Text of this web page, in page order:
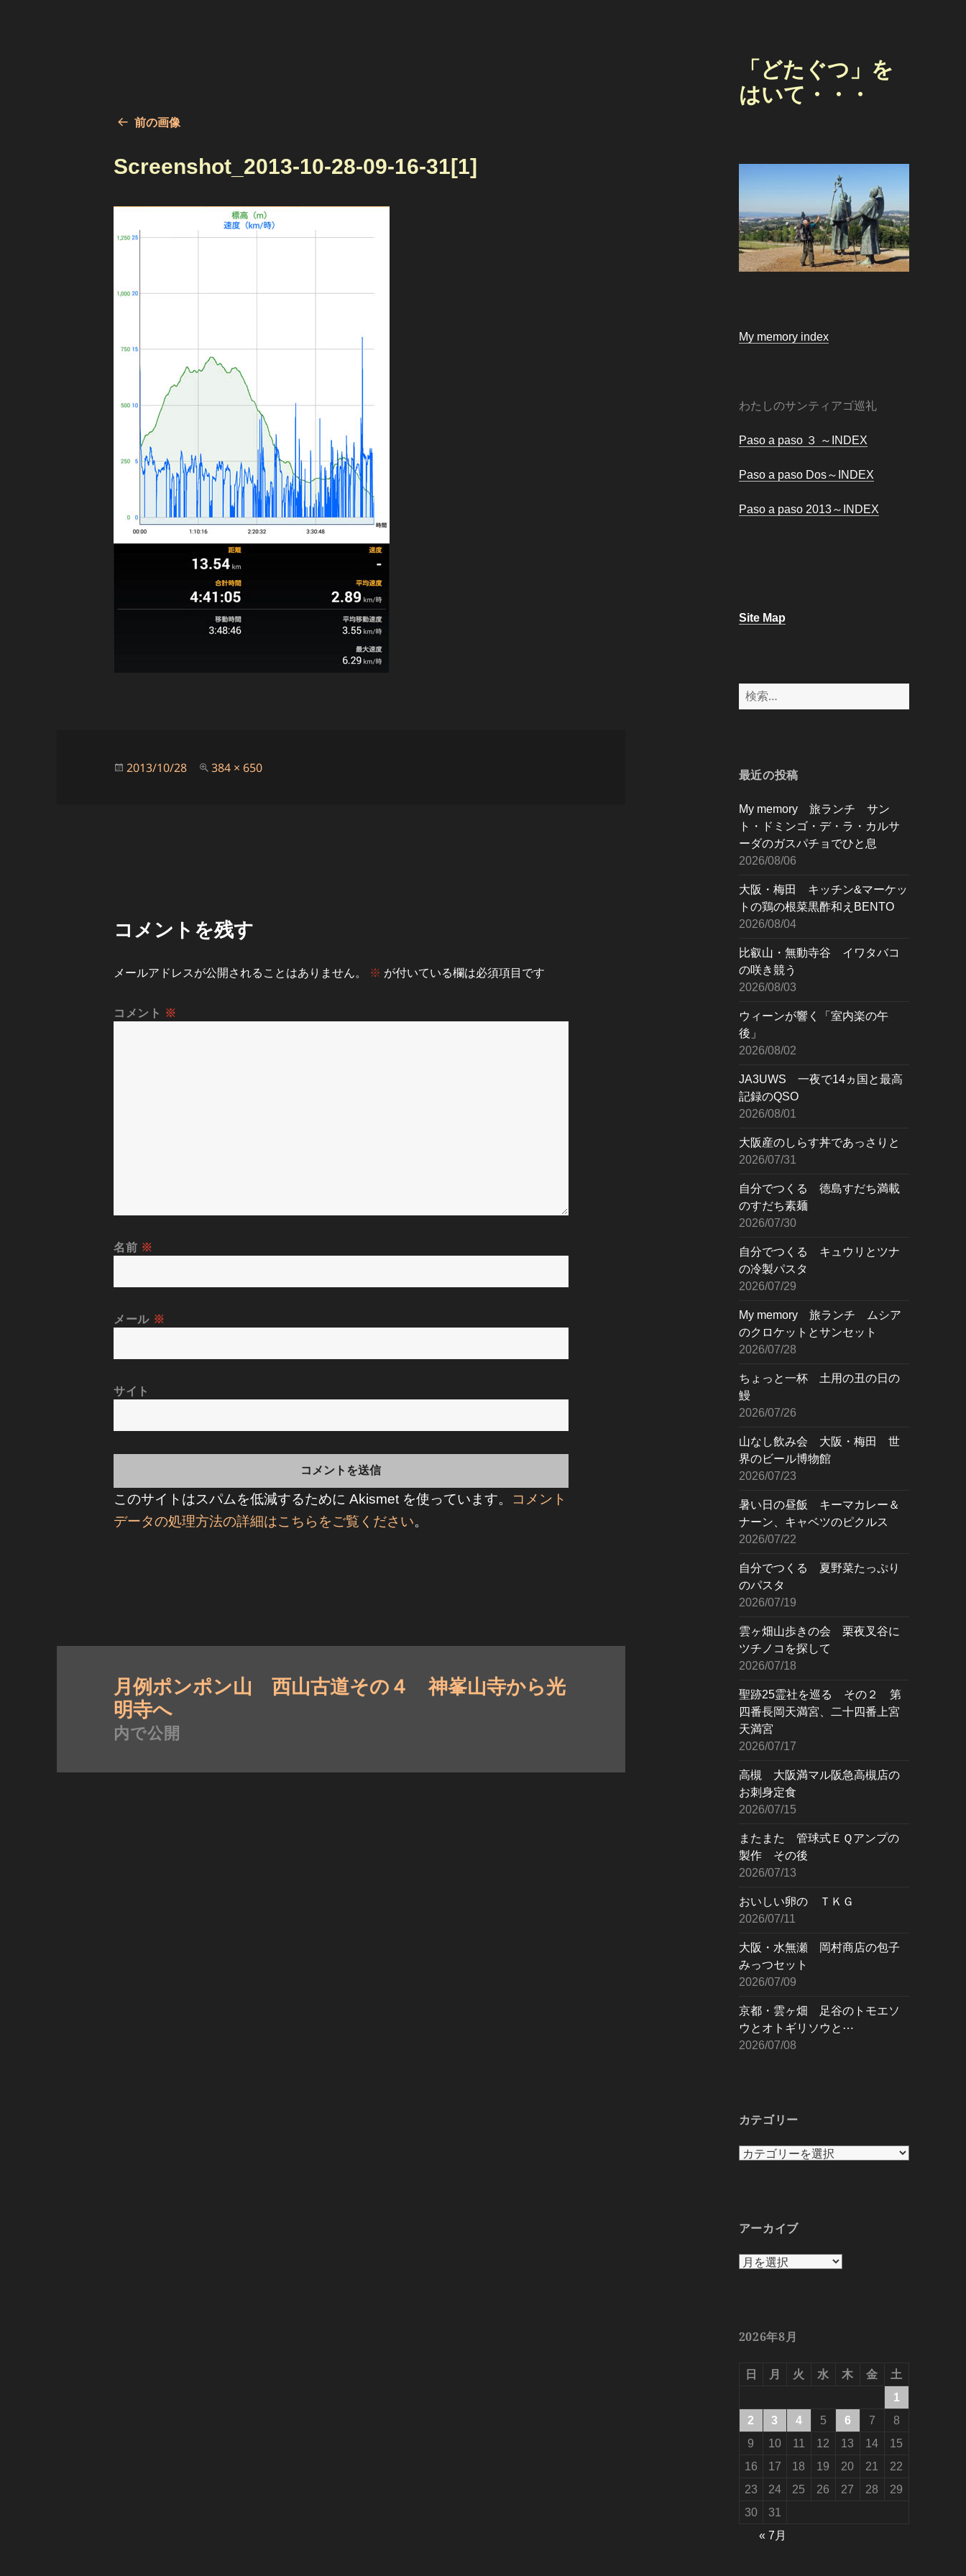
「どたぐつ」を
はいて・・・
My memory index
わたしのサンティアゴ巡礼
Paso a paso ３ ～INDEX
Paso a paso Dos～INDEX
Paso a paso 2013～INDEX
Site Map
検
索:
最近の投稿
My memory 旅ランチ サン
ト・ドミンゴ・デ・ラ・カルサ
ーダのガスパチョでひと息
2026/08/06
大阪・梅田 キッチン&マーケッ
トの鶏の根菜黒酢和えBENTO
2026/08/04
比叡山・無動寺谷 イワタバコ
の咲き競う
2026/08/03
ウィーンが響く「室内楽の午
後」
2026/08/02
JA3UWS 一夜で14ヵ国と最高
記録のQSO
2026/08/01
大阪産のしらす丼であっさりと
2026/07/31
自分でつくる 徳島すだち満載
のすだち素麺
2026/07/30
自分でつくる キュウリとツナ
の冷製パスタ
2026/07/29
My memory 旅ランチ ムシア
のクロケットとサンセット
2026/07/28
ちょっと一杯 土用の丑の日の
鰻
2026/07/26
山なし飲み会 大阪・梅田 世
界のビール博物館
2026/07/23
暑い日の昼飯 キーマカレー＆
ナーン、キャベツのピクルス
2026/07/22
自分でつくる 夏野菜たっぷり
のパスタ
2026/07/19
雲ヶ畑山歩きの会 栗夜叉谷に
ツチノコを探して
2026/07/18
聖跡25霊社を巡る その２ 第
四番長岡天満宮、二十四番上宮
天満宮
2026/07/17
高槻 大阪満マル阪急高槻店の
お刺身定食
2026/07/15
またまた 管球式ＥＱアンプの
製作 その後
2026/07/13
おいしい卵の ＴＫＧ
2026/07/11
大阪・水無瀬 岡村商店の包子
みっつセット
2026/07/09
京都・雲ヶ畑 足谷のトモエソ
ウとオトギリソウと⋯
2026/07/08
カテゴリー
カ
ー
アーカイブ
ア
ブ
2026年8月
日 月 火 水 木 金
土
1
2
3 4 5 6 7
8
9
10 11 12 13 14
15
16
17 18 19 20 21
22
23
24 25 26 27 28
29
30
31
« 7月
前の画像
Screenshot_2013-10-28-09-16-31[1]
投
2013/10/28
フ
384 × 650
コメントを残す
メールアドレスが公開されることはありません。 ※ が付いている欄は必須項目です
コメント ※
名前 ※
メール ※
サイト
このサイトはスパムを低減するために Akismet を使っています。
コメント
データの処理方法の詳細はこちらをご覧ください。
月例ポンポン山 西山古道その４ 神峯山寺から光
明寺へ
内で公開